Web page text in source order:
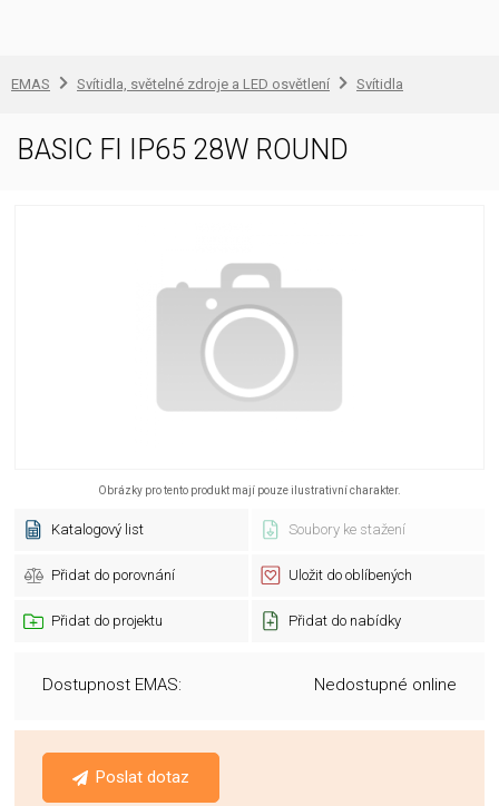
EMAS Svítidla, světelné zdroje a LED osvětlení Svítidla
BASIC FI IP65 28W ROUND
Obrázky pro tento produkt mají pouze ilustrativní charakter.
Katalogový list Soubory ke stažení
Přidat do porovnání Uložit do oblíbených
Přidat do projektu Přidat do nabídky
Dostupnost EMAS: Nedostupné online
Poslat dotaz